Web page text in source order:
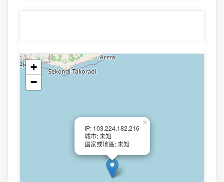
IP: 103.224.182.216
城市: 未知
國家或地區: 未知
×
+
−